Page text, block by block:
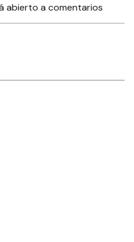
abierto a comentarios